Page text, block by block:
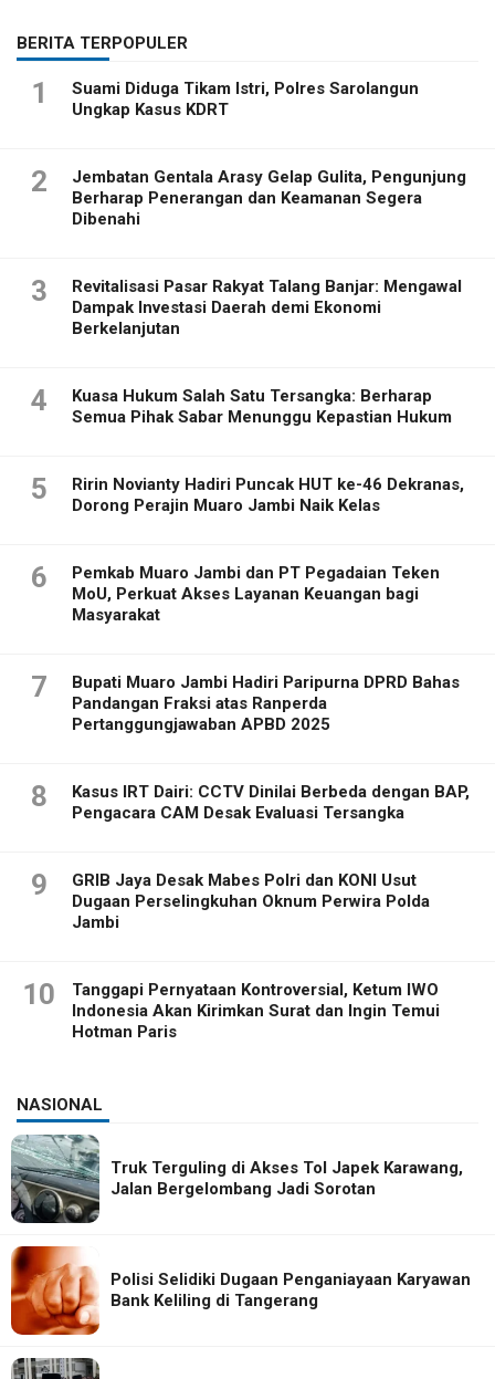
BERITA TERPOPULER
1
Suami Diduga Tikam Istri, Polres Sarolangun
Ungkap Kasus KDRT
2
Jembatan Gentala Arasy Gelap Gulita, Pengunjung
Berharap Penerangan dan Keamanan Segera
Dibenahi
3
Revitalisasi Pasar Rakyat Talang Banjar: Mengawal
Dampak Investasi Daerah demi Ekonomi
Berkelanjutan
4
Kuasa Hukum Salah Satu Tersangka: Berharap
Semua Pihak Sabar Menunggu Kepastian Hukum
5
Ririn Novianty Hadiri Puncak HUT ke-46 Dekranas,
Dorong Perajin Muaro Jambi Naik Kelas
6
Pemkab Muaro Jambi dan PT Pegadaian Teken
MoU, Perkuat Akses Layanan Keuangan bagi
Masyarakat
7
Bupati Muaro Jambi Hadiri Paripurna DPRD Bahas
Pandangan Fraksi atas Ranperda
Pertanggungjawaban APBD 2025
8
Kasus IRT Dairi: CCTV Dinilai Berbeda dengan BAP,
Pengacara CAM Desak Evaluasi Tersangka
9
GRIB Jaya Desak Mabes Polri dan KONI Usut
Dugaan Perselingkuhan Oknum Perwira Polda
Jambi
10
Tanggapi Pernyataan Kontroversial, Ketum IWO
Indonesia Akan Kirimkan Surat dan Ingin Temui
Hotman Paris
NASIONAL
Truk Terguling di Akses Tol Japek Karawang,
Jalan Bergelombang Jadi Sorotan
Polisi Selidiki Dugaan Penganiayaan Karyawan
Bank Keliling di Tangerang